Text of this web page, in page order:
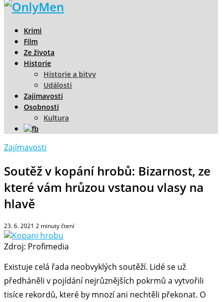
Krimi
Film
Ze života
Historie
Historie a bitvy
Události
Zajímavosti
Osobnosti
Kultura
Zajímavosti
Soutěž v kopání hrobů: Bizarnost, ze
které vám hrůzou vstanou vlasy na
hlavě
23. 6. 2021 2 minuty čtení
Zdroj: Profimedia
Existuje celá řada neobvyklých soutěží. Lidé se už
předháněli v pojídání nejrůznějších pokrmů a vytvořili
tisíce rekordů, které by mnozí ani nechtěli překonat. O